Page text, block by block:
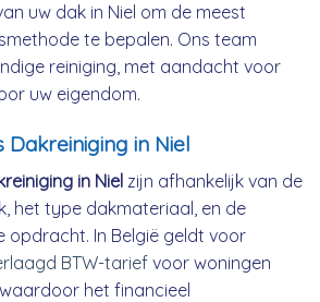
uw dak in Niel om de meest
te bepalen. Ons team
reiniging, met aandacht voor
uw eigendom.
Dakreiniging in Niel
in Niel zijn afhankelijk van de
het type dakmateriaal, en de
opdracht. In België geldt voor
BTW-tarief voor woningen
het financieel